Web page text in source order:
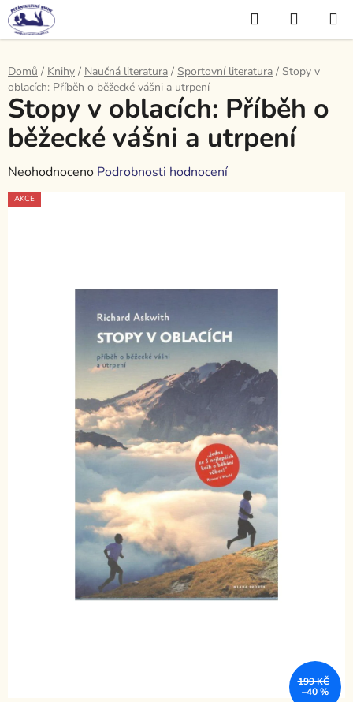
Přejít
na
obsah
Hledat
KOŠÍK
Domů / Knihy / Naučná literatura / Sportovní literatura / Stopy v
oblacích: Příběh o běžecké vášni a utrpení
Stopy v oblacích: Příběh o
běžecké vášni a utrpení
Průměrné
hodnocení
Neohodnoceno Podrobnosti hodnocení
AKCE
199 KČ
–40 %